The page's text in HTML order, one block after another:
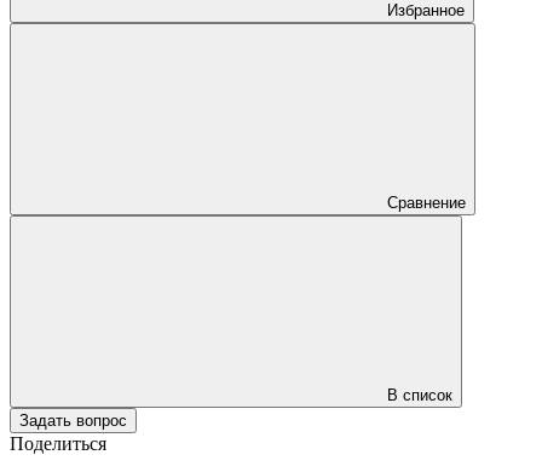
Избранное
Сравнение
В список
Задать вопрос
Поделиться